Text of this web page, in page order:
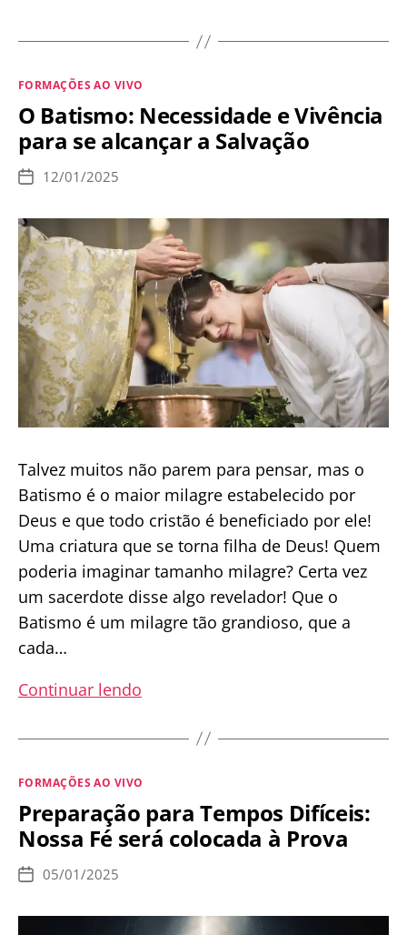
têm
Vinho”:
O
Poder
de
Nossa
Senhora
Categorias
FORMAÇÕES AO VIVO
O Batismo: Necessidade e Vivência
para se alcançar a Salvação
Data
publicação
12/01/2025
Talvez muitos não parem para pensar, mas o
Batismo é o maior milagre estabelecido por
Deus e que todo cristão é beneficiado por ele!
Uma criatura que se torna filha de Deus! Quem
poderia imaginar tamanho milagre? Certa vez
um sacerdote disse algo revelador! Que o
Batismo é um milagre tão grandioso, que a
cada…
Continuar lendo
Necessidade
Vivência
para
se
Salvação
Categorias
FORMAÇÕES AO VIVO
Preparação para Tempos Difíceis:
Nossa Fé será colocada à Prova
Data
publicação
05/01/2025